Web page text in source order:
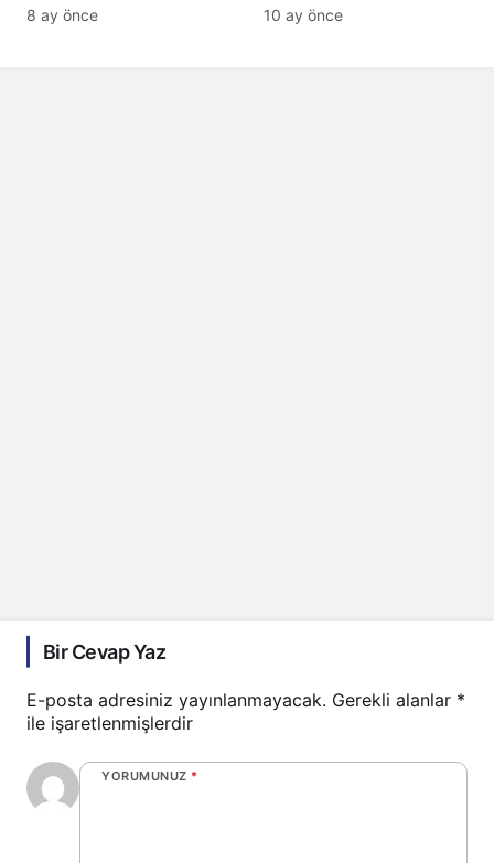
bin lira oldu
8 ay önce 10 ay önce
Bir Cevap Yaz
E-posta adresiniz yayınlanmayacak. Gerekli alanlar *
ile işaretlenmişlerdir
YORUMUNUZ *